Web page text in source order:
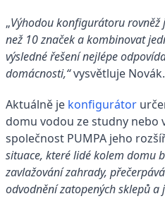
„Výhodou konfigurátoru rovněž
než 10 značek a kombinovat
výsledné řešení nejlépe
domácnosti,“vysvětluje Novák.
Aktuálně je konfigurátor
domu vodou ze studny nebo
společnost PUMPA jeho
situace, které lidé kolem domu
zavlažování zahrady,
odvodnění zatopených sklepů a